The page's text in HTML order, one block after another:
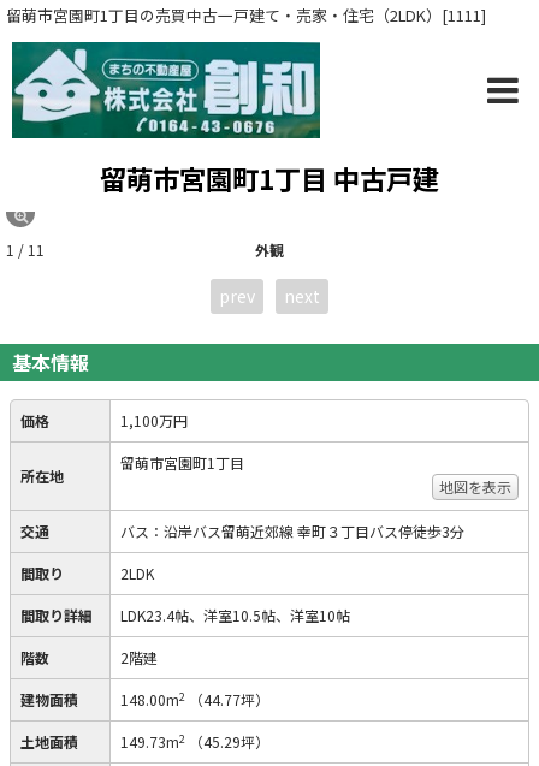
留萌市宮園町1丁目の売買中古一戸建て・売家・住宅（2LDK）[1111]
留萌市宮園町1丁目 中古戸建
外観
1 / 11
prev next
基本情報
価格 1,100万円
所在地
留萌市宮園町1丁目
地図を表示
交通 バス：沿岸バス留萌近郊線 幸町３丁目バス停徒歩3分
間取り 2LDK
間取り詳細 LDK23.4帖、洋室10.5帖、洋室10帖
階数 2階建
建物面積 148.00m2 （44.77坪）
土地面積 149.73m2 （45.29坪）